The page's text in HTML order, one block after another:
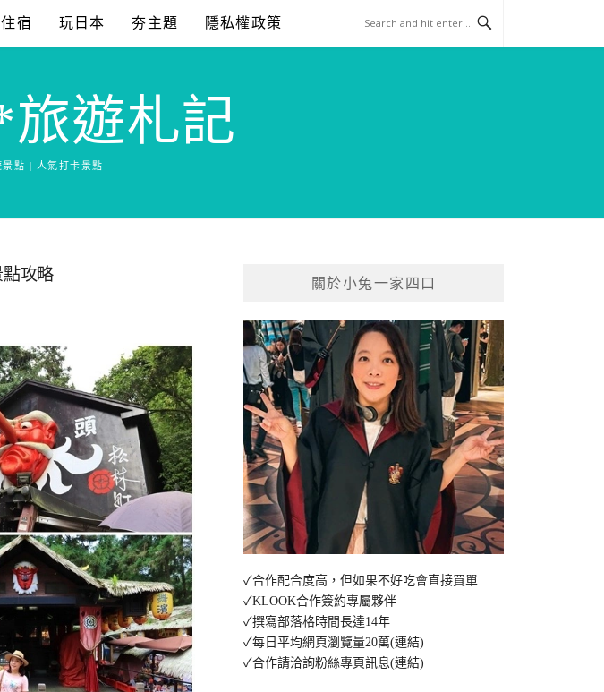
宿 玩日本 夯主題 隱私權政策
遊札記
點 | 人氣打卡景點
攻略 關於小兔一家四口
✓合作配合度高，但如果不好吃會直接買單
✓KLOOK合作簽約專屬夥伴
✓撰寫部落格時間長達14年
✓每日平均網頁瀏覽量20萬(連結)
✓合作請洽詢粉絲專頁訊息(連結)